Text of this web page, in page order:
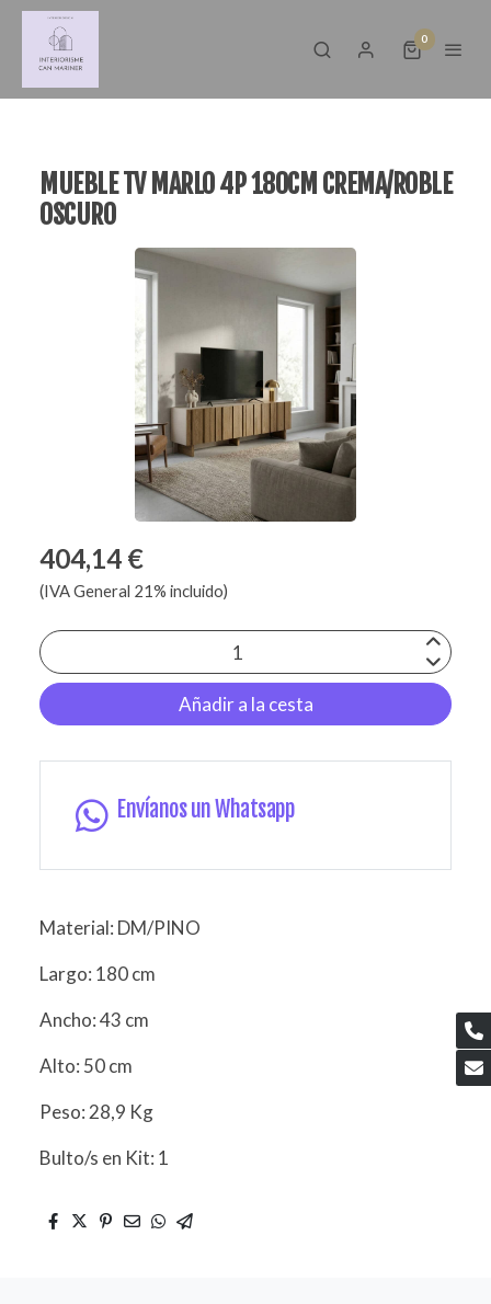
0
MUEBLE TV MARLO 4P 180CM CREMA/ROBLE
OSCURO
404,14 €
(IVA General 21% incluido)
Añadir a la cesta
Envíanos un Whatsapp
Material: DM/PINO
Largo: 180 cm
Ancho: 43 cm
Alto: 50 cm
Peso: 28,9 Kg
Bulto/s en Kit: 1